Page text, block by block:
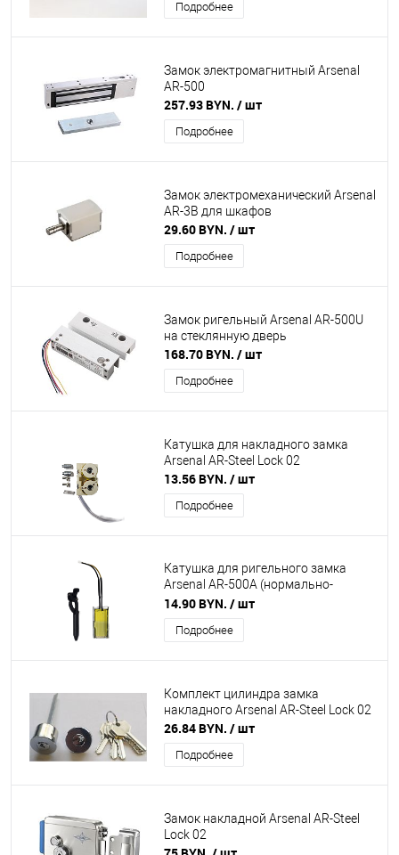
Подробнее
Замок электромагнитный Arsenal
AR-500
257.93 BYN. / шт
Подробнее
Замок электромеханический Arsenal
AR-3B для шкафов
29.60 BYN. / шт
Подробнее
Замок ригельный Arsenal AR-500U
на стеклянную дверь
168.70 BYN. / шт
Подробнее
Катушка для накладного замка
Arsenal AR-Steel Lock 02
13.56 BYN. / шт
Подробнее
Катушка для ригельного замка
Arsenal AR-500A (нормально-
открытый)
14.90 BYN. / шт
Подробнее
Комплект цилиндра замка
накладного Arsenal AR-Steel Lock 02
26.84 BYN. / шт
Подробнее
Замок накладной Arsenal AR-Steel
Lock 02